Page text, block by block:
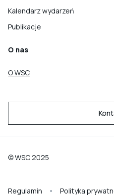
Kalendarz wydarzeń
Publikacje
O nas
O WSC
© WSC 2025
Regulamin Polityka